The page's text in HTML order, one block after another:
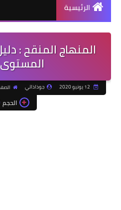
الرئيسية
​المنهاج المنقح :
المستوى
جوذاذاتي
الحجم